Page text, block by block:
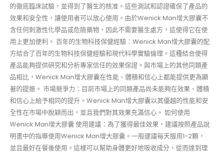
的徹底臨床試驗，並得到了醫生的核准。這些測試和認證確保了產品的
效果和安全性，讓使用者可以放心使用。由於Wenick Man增大膠囊不
含任何刺激性化學品或危險藥物，因此不需要醫生處方，這使得它在使
用上更加便利。 百年的生物科技保健經驗：Wenick Man增大膠囊的配
方結合了百年的生物科技保健經驗和現代科學實驗倫理。這種結合使得
產品能夠提供研究和分析專家信任的效果保證。與市場上的其他同類產
品相比，Wenick Man增大膠囊在性能、體積和信心上都能提供更為顯
著的提振。 市場競爭力：目前市場上的同類產品尚未能夠在效果、體積
和信心上給予相同的提升。Wenick Man增大膠囊以其優越的性能和安
全性在市場中脫穎而出，並且我們對其效果充滿信心。 如何使用
Wenick Man增大膠囊 使用建議：為了獲得最佳效果，建議按照產品說
明書中的指導使用Wenick Man增大膠囊。一般建議每天服用1-2顆，
並且最好在餐後使用。這樣可以幫助身體更好地吸收成分，從而達到理